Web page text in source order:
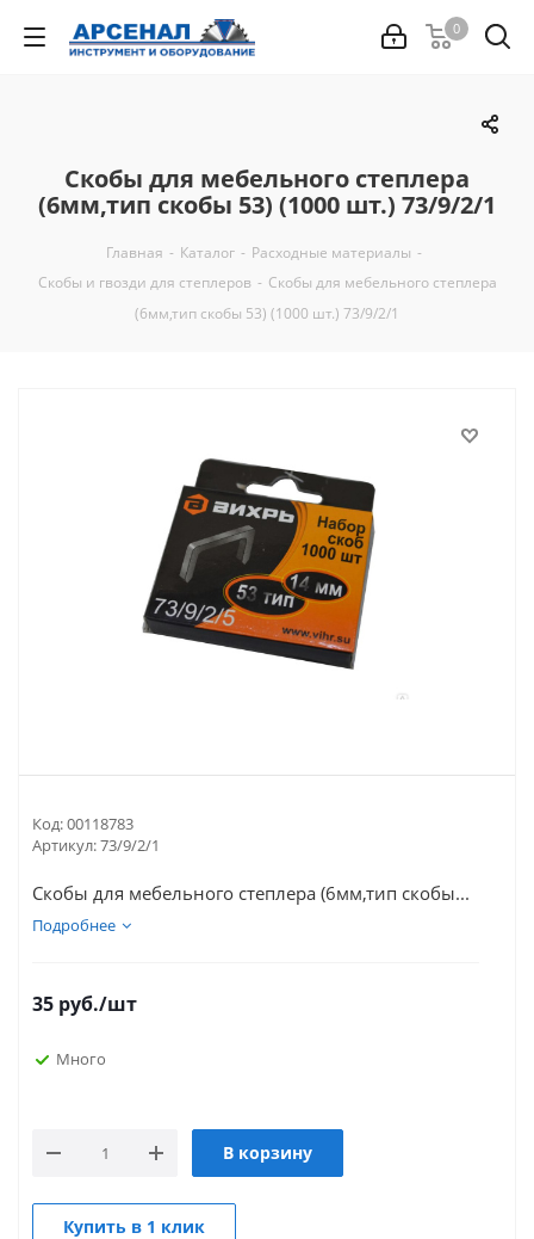
0
Скобы для мебельного степлера
(6мм,тип скобы 53) (1000 шт.) 73/9/2/1
Главная - Каталог - Расходные материалы -
Скобы и гвозди для степлеров - Скобы для мебельного степлера
(6мм,тип скобы 53) (1000 шт.) 73/9/2/1
Код:00118783
Артикул:73/9/2/1
Скобы для мебельного степлера (6мм,тип скобы...
Подробнее
35 руб./шт
Много
В корзину
Купить в 1 клик